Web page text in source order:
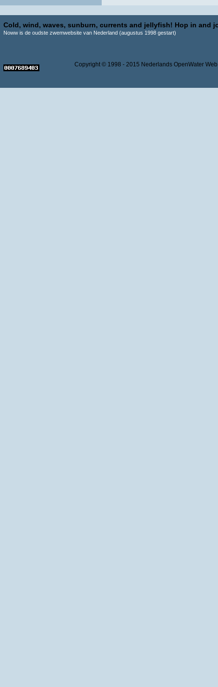
Cold, wind, waves, sunburn, currents and jellyfish! Hop in and
Noww is de oudste zwemwebsite van Nederland (augustus 1998 gestart)
Copyright © 1998 - 2015 Nederlands OpenWater